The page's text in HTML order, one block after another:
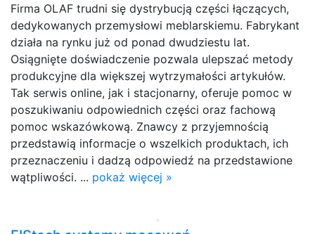
Firma OLAF trudni się dystrybucją części łączących,
dedykowanych przemysłowi meblarskiemu. Fabrykant
działa na rynku już od ponad dwudziestu lat.
Osiągnięte doświadczenie pozwala ulepszać metody
produkcyjne dla większej wytrzymałości artykułów.
Tak serwis online, jak i stacjonarny, oferuje pomoc w
poszukiwaniu odpowiednich części oraz fachową
pomoc wskazówkową. Znawcy z przyjemnością
przedstawią informacje o wszelkich produktach, ich
przeznaczeniu i dadzą odpowiedź na przedstawione
wątpliwości. ... pokaż więcej »